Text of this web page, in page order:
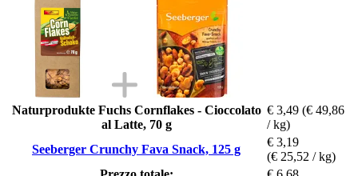
Naturprodukte Fuchs Cornflakes - Cioccolato
al Latte, 70 g
€ 3,49 (€ 49,86
/ kg)
Seeberger Crunchy Fava Snack, 125 g
€ 3,19
(€ 25,52 / kg)